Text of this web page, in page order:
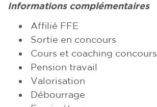
Informations complémentaires
Affilié FFE
Sortie en concours
Cours et coaching concours
Pension travail
Valorisation
Débourrage